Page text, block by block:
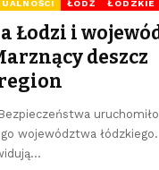
ŁÓDŹ ŁÓDZKIE
Łodzi i
deszcz
województwa łódzkiego.